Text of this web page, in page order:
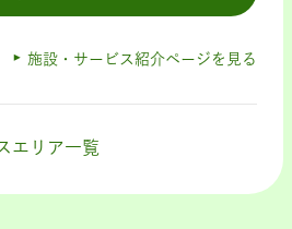
施設・サービス紹介ページを見る
エリア一覧